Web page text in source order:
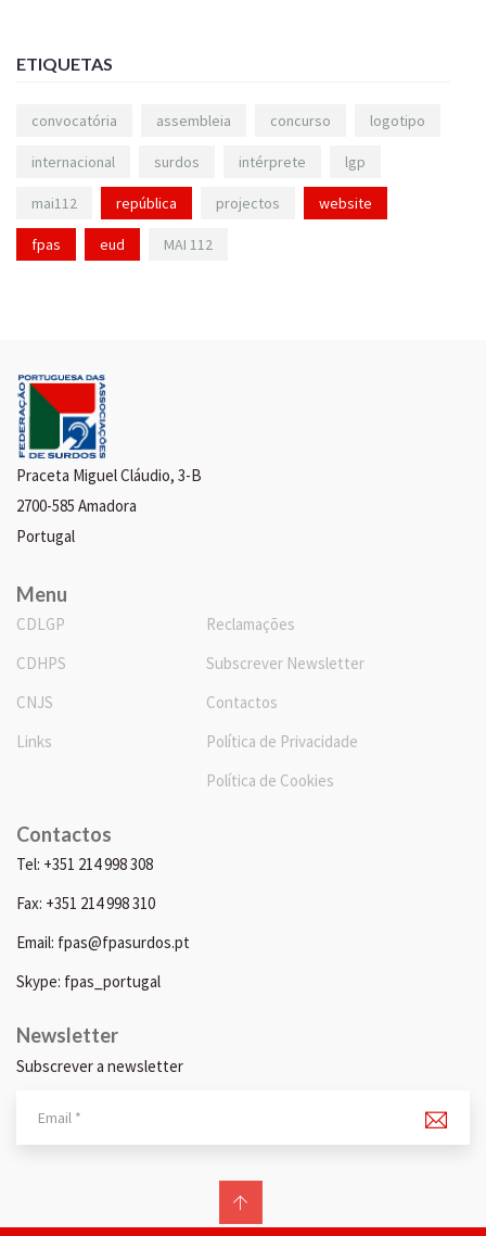
ETIQUETAS
convocatória assembleia concurso logotipo
internacional surdos intérprete lgp
mai112 república projectos website
fpas eud MAI 112
Praceta Miguel Cláudio, 3-B
2700-585 Amadora
Portugal
Menu
CDLGP
CDHPS
CNJS
Links
Reclamações
Subscrever Newsletter
Contactos
Política de Privacidade
Política de Cookies
Contactos
Tel: +351 214 998 308
Fax: +351 214 998 310
Email: fpas@fpasurdos.pt
Skype: fpas_portugal
Newsletter
Subscrever a newsletter